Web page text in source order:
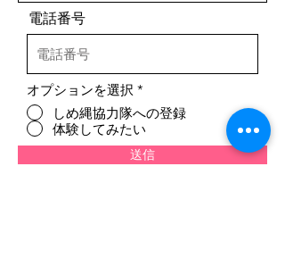
電話番号
オプションを選択 *
しめ縄協力隊への登録
体験してみたい
送信